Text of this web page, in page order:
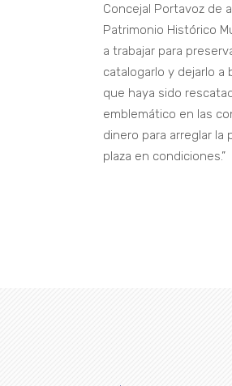
Concejal Portavoz de
Patrimonio Histórico
a trabajar para
catalogarlo y dejarlo
que haya sido
emblemático en las
dinero para arreglar
plaza en condiciones.”